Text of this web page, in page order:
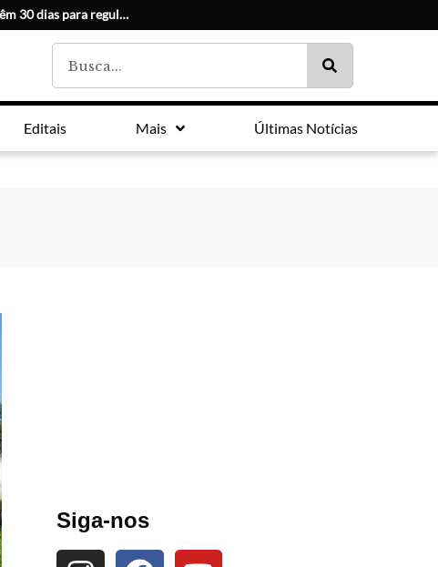
Convocados do Residencial Paula Afonso têm 30 dias para regularizar documentos
Editais Mais Últimas Notícias
Siga-nos